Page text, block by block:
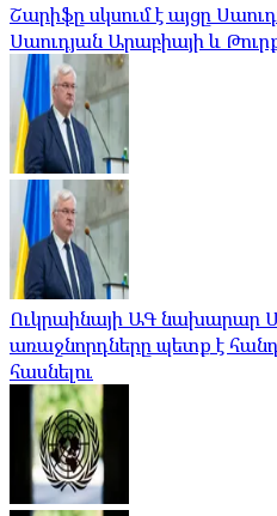
Շարիֆը սկսում է այցը
Սաուդյան Արաբիայի և
Ուկրաինայի ԱԳ նախարար
առաջնորդները պետք է
հասնելու